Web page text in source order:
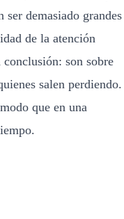
ser demasiado grandes
de la atención
conclusión: son sobre
salen perdiendo.
que en una